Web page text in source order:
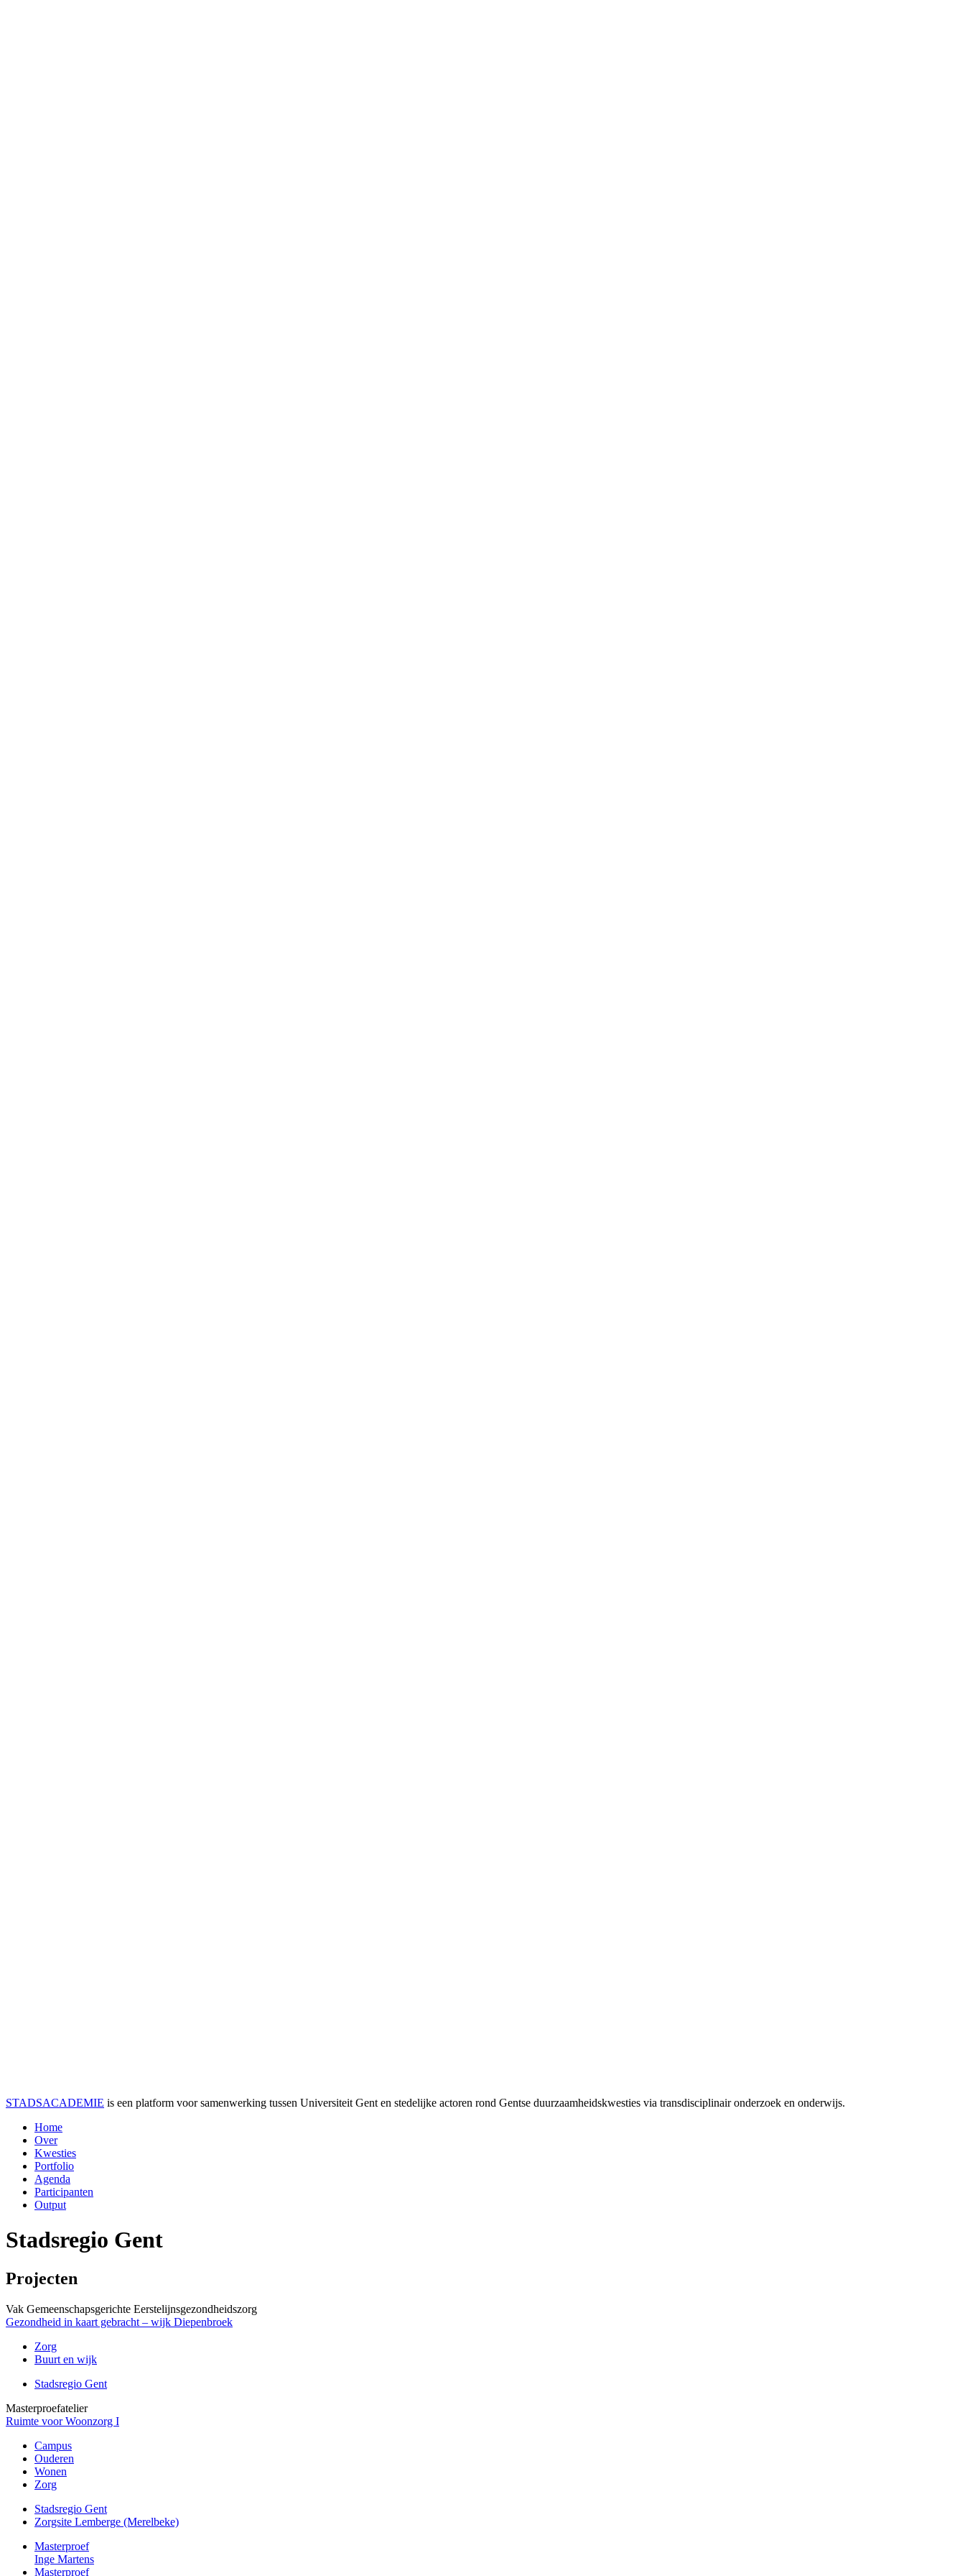
STADSACADEMIE is een platform voor samenwerking tussen Universiteit Gent en stedelijke actoren rond Gentse duurzaamheids­kwesties via transdisciplinair onderzoek en onderwijs.
Home
Over
Kwesties
Portfolio
Agenda
Participanten
Output
Stadsregio Gent
Projecten
Vak Gemeenschapsgerichte Eerstelijnsgezondheidszorg
Gezondheid in kaart gebracht – wijk Diepenbroek
Zorg
Buurt en wijk
Stadsregio Gent
Masterproefatelier
Ruimte voor Woonzorg I
Campus
Ouderen
Wonen
Zorg
Stadsregio Gent
Zorgsite Lemberge (Merelbeke)
Masterproef
Inge Martens
Masterproef